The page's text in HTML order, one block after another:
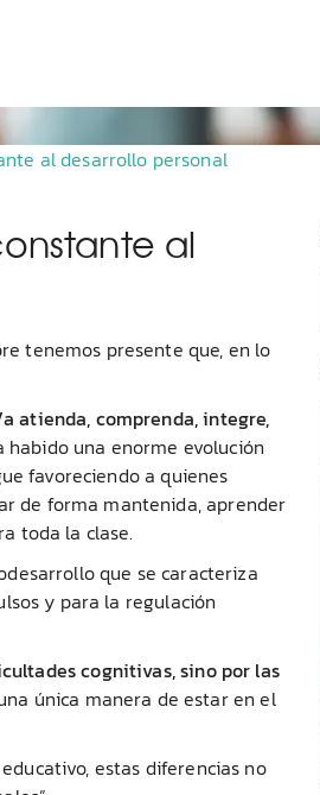
al desarrollo personal
al
tenemos presente que, en lo
atienda, comprenda, integre,
una enorme evolución
favoreciendo a quienes
de forma mantenida, aprender
toda la clase.
que se caracteriza
y para la regulación
cognitivas, sino por las
única manera de estar en el
estas diferencias no